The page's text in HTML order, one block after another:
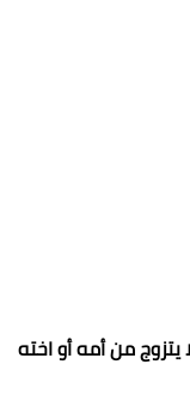
يتزوج من أمه أو اخته